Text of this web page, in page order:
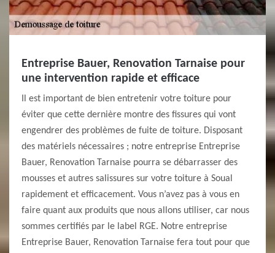
Entreprise Bauer, Renovation Tarnaise pour
une intervention rapide et efficace
Il est important de bien entretenir votre toiture pour
éviter que cette dernière montre des fissures qui vont
engendrer des problèmes de fuite de toiture. Disposant
des matériels nécessaires ; notre entreprise Entreprise
Bauer, Renovation Tarnaise pourra se débarrasser des
mousses et autres salissures sur votre toiture à Soual
rapidement et efficacement. Vous n’avez pas à vous en
faire quant aux produits que nous allons utiliser, car nous
sommes certifiés par le label RGE. Notre entreprise
Entreprise Bauer, Renovation Tarnaise fera tout pour que